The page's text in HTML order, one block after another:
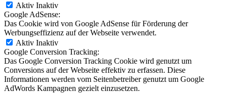
Aktiv Inaktiv
Google AdSense:
Das Cookie wird von Google AdSense für Förderung der
Werbungseffizienz auf der Webseite verwendet.
Aktiv Inaktiv
Google Conversion Tracking:
Das Google Conversion Tracking Cookie wird genutzt um
Conversions auf der Webseite effektiv zu erfassen. Diese
Informationen werden vom Seitenbetreiber genutzt um Google
AdWords Kampagnen gezielt einzusetzen.